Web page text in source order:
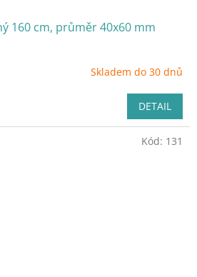
160 cm, průměr 40x60 mm
Skladem do 30 dnů
DETAIL
Kód: 131